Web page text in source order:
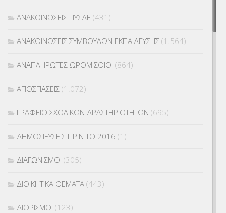
ΑΝΑΚΟΙΝΩΣΕΙΣ ΠΥΣΔΕ (431)
ΑΝΑΚΟΙΝΩΣΕΙΣ ΣΥΜΒΟΥΛΩΝ ΕΚΠΑΙΔΕΥΣΗΣ (1.564)
ΑΝΑΠΛΗΡΩΤΕΣ ΩΡΟΜΙΣΘΙΟΙ (864)
ΑΠΟΣΠΑΣΕΙΣ (1.072)
ΓΡΑΦΕΙΟ ΣΧΟΛΙΚΩΝ ΔΡΑΣΤΗΡΙΟΤΗΤΩΝ (695)
ΔΗΜΟΣΙΕΥΣΕΙΣ ΠΡΙΝ ΤΟ 2016 (1)
ΔΙΑΓΩΝΙΣΜΟΙ (305)
ΔΙΟΙΚΗΤΙΚΑ ΘΕΜΑΤΑ (443)
ΔΙΟΡΙΣΜΟΙ (123)